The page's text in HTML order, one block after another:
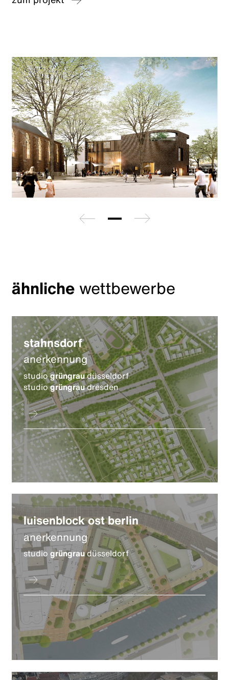
zurück weiter
ähnlichewettbewerbe
stahnsdorf
anerkennung
studiogrüngraudüsseldorf
studiogrüngraudresden
luisenblock ost berlin
anerkennung
studiogrüngraudüsseldorf